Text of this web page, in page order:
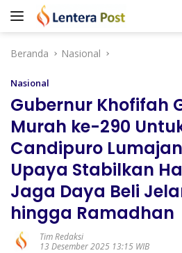
Langsung
Beranda
Nasional
Nasional
Gubernur Khofifah
Murah ke-290
Candipuro
Upaya Stabilkan
Jaga Daya Beli
hingga Ramadhan
Tim Redaksi
13 Desember 2025 13:15 WIB